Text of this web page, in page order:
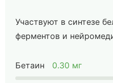
Участвуют в синтезе
ферментов и
Бетаин 0.30 мг